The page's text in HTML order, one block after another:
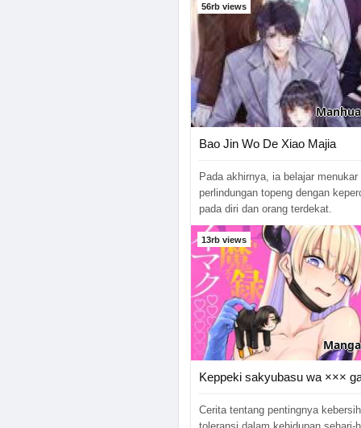
Chapter 61
Chapter 60
Chapter 59
Chapter 58
Chapter 56
Chapter 54
Chapter 53
Chapter 52
Chapter 51
Chapter 50
Chapter 49
56rb views
Manhua
Bao Jin Wo De Xiao Majia
Pada akhirnya, ia belajar menukar
perlindungan topeng dengan
pada diri dan orang terdekat.
13rb views
Manga
Keppeki sakyubasu wa ×××
Cerita tentang pentingnya